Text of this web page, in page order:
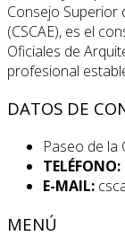
Consejo Superior
(CSCAE), es el
Oficiales de
profesional
DATOS DE
Paseo de la
TELÉFONO:
E-MAIL:
MENÚ